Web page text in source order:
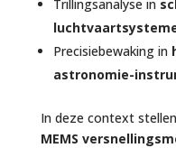
Trillingsanalyse in
Precisiebewaking in
astronomie-
In deze context
MEMS